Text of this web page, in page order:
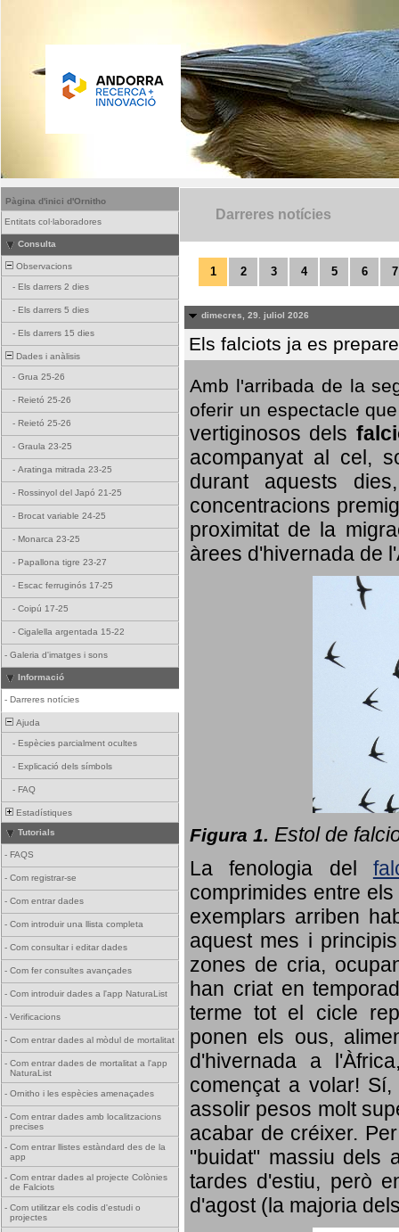
Pàgina d'inici d'Ornitho
Entitats col·laboradores
Consulta
Observacions
- Els darrers 2 dies
- Els darrers 5 dies
- Els darrers 15 dies
Dades i anàlisis
- Grua 25-26
- Reietó 25-26
- Reietó 25-26
- Graula 23-25
- Aratinga mitrada 23-25
- Rossinyol del Japó 21-25
- Brocat variable 24-25
- Monarca 23-25
- Papallona tigre 23-27
- Escac ferruginós 17-25
- Coipú 17-25
- Cigalella argentada 15-22
- Galeria d'imatges i sons
Informació
- Darreres notícies
Ajuda
- Espècies parcialment ocultes
- Explicació dels símbols
- FAQ
Estadístiques
Tutorials
- FAQS
- Com registrar-se
- Com entrar dades
- Com introduir una llista completa
- Com consultar i editar dades
- Com fer consultes avançades
- Com introduir dades a l'app NaturaList
- Verificacions
- Com entrar dades al mòdul de mortalitat
- Com entrar dades de mortalitat a l'app
NaturaList
- Ornitho i les espècies amenaçades
- Com entrar dades amb localitzacions
precises
- Com entrar llistes estàndard des de la
app
- Com entrar dades al projecte Colònies
de Falciots
- Com utilitzar els codis d'estudi o
projectes
Darreres notícies
1 2 3 4 5 6 7
dimecres, 29. juliol 2026
Els falciots ja es
Amb l'arribada de la
oferir un espectacle
vertiginosos dels
acompanyat al cel,
durant aquests
concentracions
proximitat de la
àrees d'hivernada de
Figura 1. Estol de
La fenologia del
comprimides entre
exemplars arriben
aquest mes i
zones de cria,
han criat en
terme tot el cicle
ponen els ous,
d'hivernada a
començat a volar!
assolir pesos molt
acabar de créixer.
"buidat" massiu dels
tardes d'estiu, però
d'agost (la majoria